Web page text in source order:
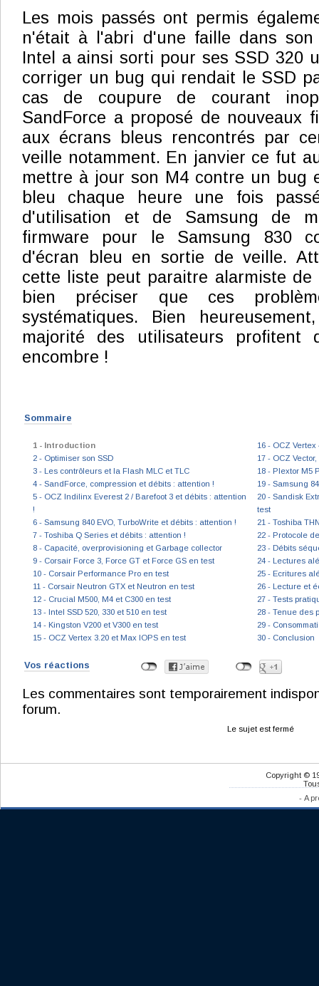
Les mois passés ont permis
n'était à l'abri d'une faille dans son
Intel a ainsi sorti pour ses SSD 320
corriger un bug qui rendait le SSD
cas de coupure de courant
SandForce a proposé de nouveaux
aux écrans bleus rencontrés par
veille notamment. En janvier ce fut
mettre à jour son M4 contre un bug
bleu chaque heure une fois
d'utilisation et de Samsung de
firmware pour le Samsung 830
d'écran bleu en sortie de veille.
cette liste peut paraitre alarmiste
bien préciser que ces
systématiques. Bien
majorité des utilisateurs profitent
encombre !
Sommaire
1 - Introduction
2 - Optimiser son SSD
3 - Les contrôleurs et la Flash MLC et TLC
4 - SandForce, compression et débits : attention !
5 - OCZ Indilinx Everest 2 / Barefoot 3 et débits : attention
!
6 - Samsung 840 EVO, TurboWrite et débits : attention !
7 - Toshiba Q Series et débits : attention !
8 - Capacité, overprovisioning et Garbage collector
9 - Corsair Force 3, Force GT et Force GS en test
10 - Corsair Performance Pro en test
11 - Corsair Neutron GTX et Neutron en test
12 - Crucial M500, M4 et C300 en test
13 - Intel SSD 520, 330 et 510 en test
14 - Kingston V200 et V300 en test
15 - OCZ Vertex 3.20 et Max IOPS en test
16 - OCZ
17 - OCZ
18 - Plextor M5
19 - Samsung
20 - Sandisk
test
21 - Toshiba
22 - Protocole
23 - Débits
24 - Lectures
25 - Ecritures
26 - Lecture et
27 - Tests
28 - Tenue des
29 -
30 - Conclusion
Vos réactions
Les commentaires sont temporairement
forum.
Le sujet est fermé
Copyright ©
- A